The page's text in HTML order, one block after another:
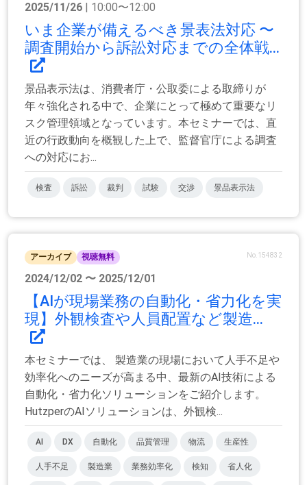
2025/11/26 | 10:00〜12:00
いま企業が備えるべき景表法対応 〜
調査開始から訴訟対応までの全体戦...
景品表示法は、消費者庁・公取委による取締りが
年々強化される中で、企業にとって極めて重要なリ
スク管理領域となっています。本セミナーでは、直
近の行政動向を概観した上で、監督官庁による調査
への対応にお...
検査 訴訟 裁判 試験 交渉 景品表示法
アーカイブ 視聴無料 No.154832
2024/12/02 〜 2025/12/01
【AIが現場業務の自動化・省力化を実
現】外観検査や人員配置など製造...
本セミナーでは、 製造業の現場において人手不足や
効率化へのニーズが高まる中、最新のAI技術による
自動化・省力化ソリューションをご紹介します。
HutzperのAIソリューションは、外観検...
AI DX 自動化 品質管理 物流 生産性
人手不足 製造業 業務効率化 検知 省人化